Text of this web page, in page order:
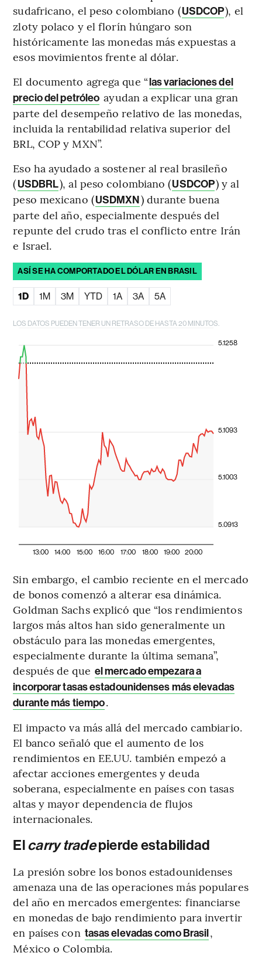
sudafricano, el peso colombiano (USDCOP), el
zloty polaco y el florín húngaro son
históricamente las monedas más expuestas a
esos movimientos frente al dólar.
El documento agrega que “las variaciones del
precio del petróleo ayudan a explicar una gran
parte del desempeño relativo de las monedas,
incluida la rentabilidad relativa superior del
BRL, COP y MXN”.
Eso ha ayudado a sostener al real brasileño
(USDBRL), al peso colombiano (USDCOP) y al
peso mexicano (USDMXN) durante buena
parte del año, especialmente después del
repunte del crudo tras el conflicto entre Irán
e Israel.
ASÍ SE HA COMPORTADO EL DÓLAR EN BRASIL
1D 1M 3M YTD 1A 3A 5A
LOS DATOS PUEDEN TENER UN RETRASO DE HASTA 20 MINUTOS.
13:00 14:00 15:00 16:00 17:00 18:00 19:00 20:00
5.0913
5.1003
5.1093
5.1258
Sin embargo, el cambio reciente en el mercado
de bonos comenzó a alterar esa dinámica.
Goldman Sachs explicó que “los rendimientos
largos más altos han sido generalmente un
obstáculo para las monedas emergentes,
especialmente durante la última semana”,
después de que el mercado empezara a
incorporar tasas estadounidenses más elevadas
durante más tiempo.
El impacto va más allá del mercado cambiario.
El banco señaló que el aumento de los
rendimientos en EE.UU. también empezó a
afectar acciones emergentes y deuda
soberana, especialmente en países con tasas
altas y mayor dependencia de flujos
internacionales.
Elcarry tradepierde estabilidad
La presión sobre los bonos estadounidenses
amenaza una de las operaciones más populares
del año en mercados emergentes: financiarse
en monedas de bajo rendimiento para invertir
en países con tasas elevadas como Brasil,
México o Colombia.